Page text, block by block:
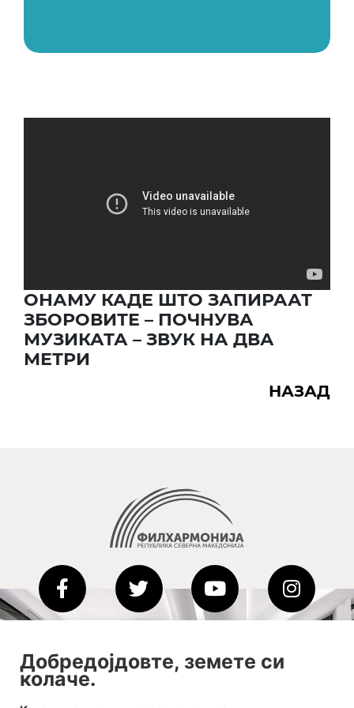
ОНАМУ КАДЕ ШТО ЗАПИРААТ
ЗБОРОВИТЕ – ПОЧНУВА
МУЗИКАТА – ЗВУК НА ДВА
МЕТРИ
НАЗАД
2020-09-01_argument!
Filharmonija
Добредојдовте, земете си
колаче.